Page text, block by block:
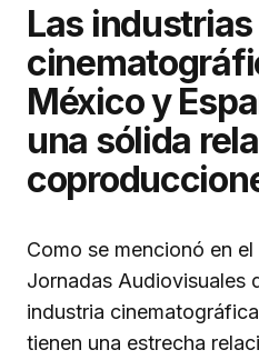
Las industrias
México y
una sólida
Como se mencionó en
Jornadas Audiovisuales
industria
tienen una estrecha